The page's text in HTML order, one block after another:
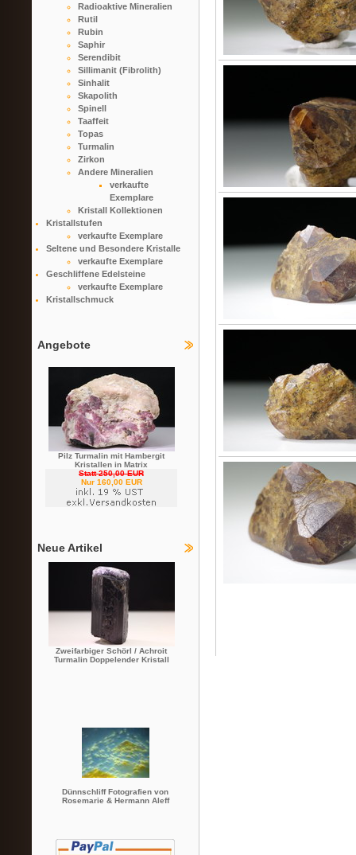
Radioaktive Mineralien
Rutil
Rubin
Saphir
Serendibit
Sillimanit (Fibrolith)
Sinhalit
Skapolith
Spinell
Taaffeit
Topas
Turmalin
Zirkon
Andere Mineralien
verkaufte
Exemplare
Kristall Kollektionen
Kristallstufen
verkaufte Exemplare
Seltene und Besondere Kristalle
verkaufte Exemplare
Geschliffene Edelsteine
verkaufte Exemplare
Kristallschmuck
Angebote
Pilz Turmalin mit Hambergit
Kristallen in Matrix
Statt 250,00 EUR
Nur 160,00 EUR
Neue Artikel
Zweifarbiger Schörl / Achroit
Turmalin Doppelender Kristall
Dünnschliff Fotografien von
Rosemarie & Hermann Aleff